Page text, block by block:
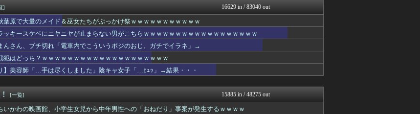
イムリー「佐野行進」牧も牧も1.2.1.2「牧行進」
ベイスターズNEWS
さんへ。パンツを履かずにを履いてみてください」
ぴこ速(〃'∇'〃)？
脱税ｗｗｗ
った(´;ω;｀)」私（しゃぁねーなー） そして38歳・...
オーバージョイド！
ツを地上波で晒すドスケベ女ｗｗｗｗｗ
芸能人の気になる噂
ル啜って食べるんだ！」
「20歳でアルファード一括で買えちゃう私って素敵」
ど質問ある？
質問ある？まとめ速報
POPが著作権グレーゾーンで物議、公式コラボとの違い...
モッコスヌ〜ン
大幅増 東大調査、若い世代で多く
日本第一！ニュース録
おけるコスプレや軍装の禁止を発表「厳粛で神聖なる場所」
正義の見方
バタフライ鬼に襲われる・・・【THE 鬼タイジ】
日向坂46まとめもり～
] 16629 in / 83040 out
葉原で大量のメイド＆巫女たちがぶっかけ祭ｗｗｗｗｗｗｗｗｗｗｗ
ッキースケベにニヤニヤが止まらない男がこちらｗｗｗｗｗｗｗｗｗｗｗｗｗｗｗｗｗｗ
んさん、ブチ切れ「電車内でこういうポジのおじ、ガチでイラネ」→
犯はどっち？ｗｗｗｗｗｗｗｗｗｗｗｗｗｗｗｗｗｗｗｗ
】美容師「…手は尽くしました」陰キャ女子「…ﾋｭｯ」→結果・・・
[一覧] 15885 in / 48275 out
いかわの映画館、小学生女児から中年男性への「おねだり」事案が発生するｗｗｗｗ